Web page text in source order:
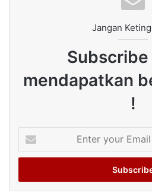
Jangan
mendapatkan
!
your
Email